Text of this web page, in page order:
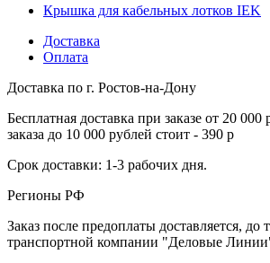
Крышка для кабельных лотков IEK
Доставка
Оплата
Доставка по г. Ростов-на-Дону
Бесплатная доставка при заказе от 20 000
заказа до 10 000 рублей стоит - 390 р
Срок доставки: 1-3 рабочих дня.
Регионы РФ
Заказ после предоплаты доставляется, до
транспортной компании "Деловые